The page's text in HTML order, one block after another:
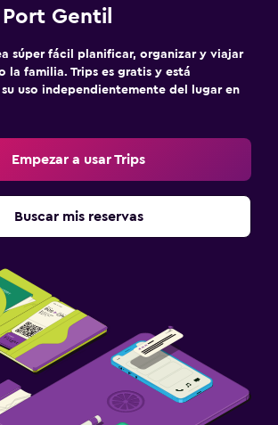
Gentil
súper fácil planificar, organizar y viajar
la familia. Trips es gratis y está
uso independientemente del lugar en
Empezar a usar Trips
Buscar mis reservas